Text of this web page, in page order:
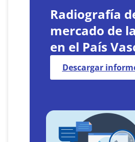
Radiografía
mercado de
en el País
Descargar